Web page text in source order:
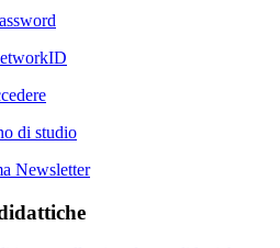
di studio
Newsletter